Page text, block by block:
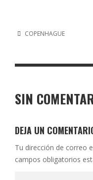
COPENHAGUE
SIN
DEJA UN
Tu dirección de correo
campos obligatorios